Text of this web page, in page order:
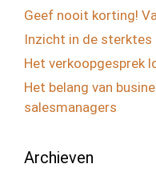
Geef nooit korting!
Inzicht in de sterktes
Het verkoopgesprek
Het belang van
salesmanagers
Archieven